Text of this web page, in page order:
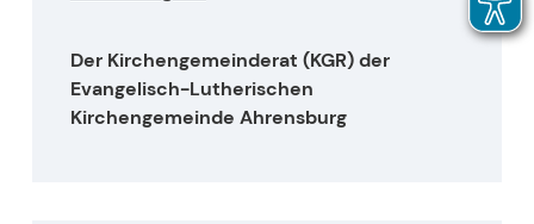
Der Kirchengemeinderat (KGR) der
Evangelisch-Lutherischen
Kirchengemeinde Ahrensburg